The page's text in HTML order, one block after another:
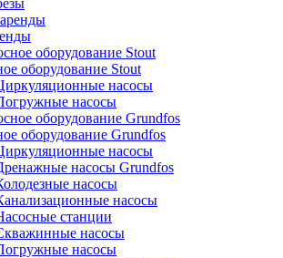
оборудование Stout
насосы
насосы
оборудование Grundfos
насосы
насосы Grundfos
насосы
насосы
станции
насосы
насосы